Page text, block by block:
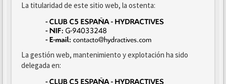
La titularidad de este sitio web, la ostenta:
La gestión web, mantenimiento y explotación ha sido
delegada en: